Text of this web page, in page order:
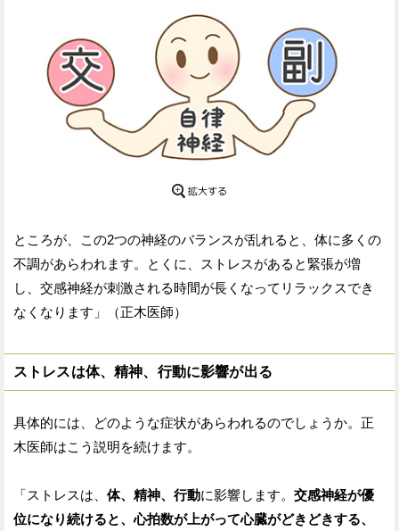
ところが、この2つの神経のバランスが乱れると、体に多くの
不調があらわれます。とくに、ストレスがあると緊張が増
し、交感神経が刺激される時間が長くなってリラックスでき
なくなります」（正木医師）
ストレスは体、精神、行動に影響が出る
具体的には、どのような症状があらわれるのでしょうか。正
木医師はこう説明を続けます。
「ストレスは、 体、精神、行動に影響します。 交感神経が優
位になり続けると、心拍数が上がって心臓がどきどきする、